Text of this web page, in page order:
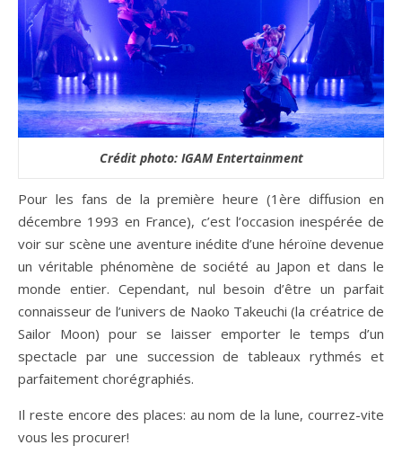
Crédit photo: IGAM Entertainment
Pour les fans de la première heure (1ère diffusion en
décembre 1993 en France), c’est l’occasion inespérée de
voir sur scène une aventure inédite d’une héroïne devenue
un véritable phénomène de société au Japon et dans le
monde entier. Cependant, nul besoin d’être un parfait
connaisseur de l’univers de Naoko Takeuchi (la créatrice de
Sailor Moon) pour se laisser emporter le temps d’un
spectacle par une succession de tableaux rythmés et
parfaitement chorégraphiés.
Il reste encore des places: au nom de la lune, courrez-vite
vous les procurer!